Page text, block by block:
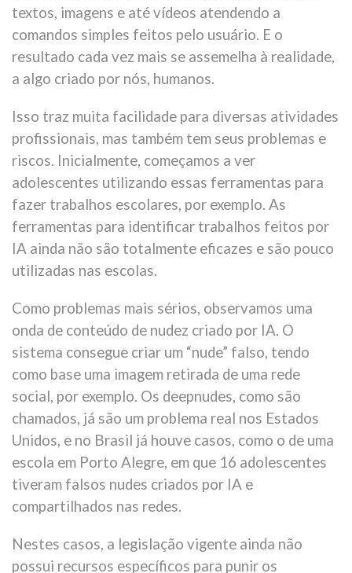
textos, imagens e até vídeos atendendo a
comandos simples feitos pelo usuário. E o
resultado cada vez mais se assemelha à realidade,
a algo criado por nós, humanos.
Isso traz muita facilidade para diversas atividades
profissionais, mas também tem seus problemas e
riscos. Inicialmente, começamos a ver
adolescentes utilizando essas ferramentas para
fazer trabalhos escolares, por exemplo. As
ferramentas para identificar trabalhos feitos por
IA ainda não são totalmente eficazes e são pouco
utilizadas nas escolas.
Como problemas mais sérios, observamos uma
onda de conteúdo de nudez criado por IA. O
sistema consegue criar um “nude” falso, tendo
como base uma imagem retirada de uma rede
social, por exemplo. Os deepnudes, como são
chamados, já são um problema real nos Estados
Unidos, e no Brasil já houve casos, como o de uma
escola em Porto Alegre, em que 16 adolescentes
tiveram falsos nudes criados por IA e
compartilhados nas redes.
Nestes casos, a legislação vigente ainda não
possui recursos específicos para punir os